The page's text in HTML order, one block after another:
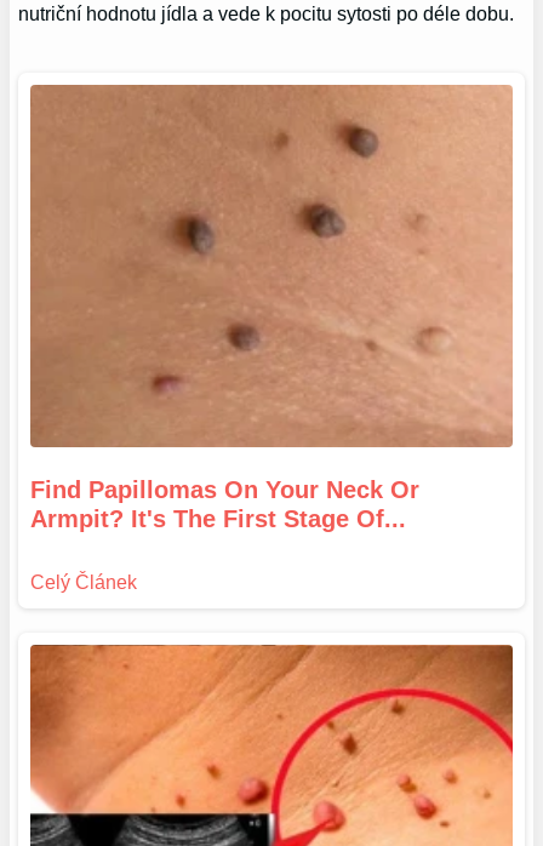
nutriční hodnotu jídla a vede k pocitu sytosti po déle dobu.
Find Papillomas On Your Neck Or
Armpit? It's The First Stage Of...